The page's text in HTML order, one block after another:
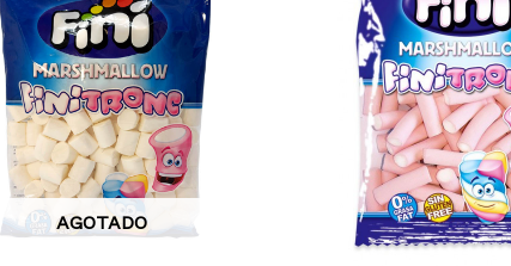
AGOTADO